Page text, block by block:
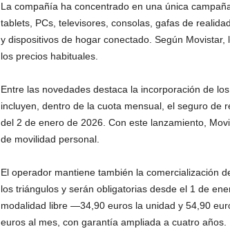
La compañía ha concentrado en una única
tablets, PCs, televisores, consolas, gafas de
y dispositivos de hogar conectado. Según
los precios habituales.
Entre las novedades destaca la incorporación de
incluyen, dentro de la cuota mensual, el seguro de
del 2 de enero de 2026. Con este lanzamiento,
de movilidad personal.
El operador mantiene también la comercialización
los triángulos y serán obligatorias desde el 1 de
modalidad libre —34,90 euros la unidad y 54,90
euros al mes, con garantía ampliada a cuatro años.